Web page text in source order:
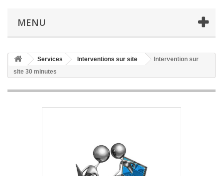
MENU
Services Interventions sur site
Intervention sur
site 30 minutes